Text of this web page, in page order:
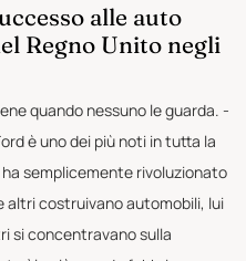
alle auto
Regno Unito negli
quando nessuno le guarda. -
è uno dei più noti in tutta la
semplicemente rivoluzionato
costruivano automobili, lui
si concentravano sulla